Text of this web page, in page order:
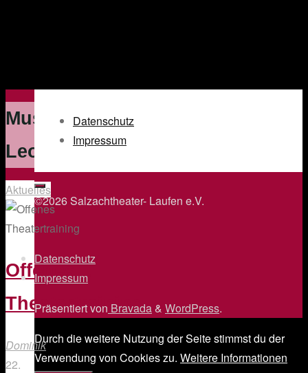
Musikheim
Leobendorf
Aktuelles
Offenes
Theatertraining
Dominik
22.
Datenschutz
Impressum
©2026 Salzachtheater- Laufen e.V.
Datenschutz
Impressum
Präsentiert von Bravada& WordPress.
Durch die weitere Nutzung der Seite stimmst du der
Verwendung von Cookies zu. Weitere Informationen